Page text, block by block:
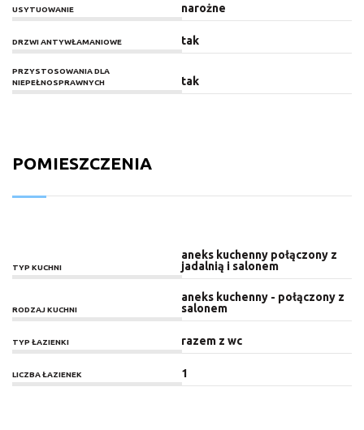
USYTUOWANIE narożne
DRZWI ANTYWŁAMANIOWE tak
PRZYSTOSOWANIA DLA
NIEPEŁNOSPRAWNYCH
tak
POMIESZCZENIA
TYP KUCHNI
aneks kuchenny połączony z
jadalnią i salonem
RODZAJ KUCHNI
aneks kuchenny - połączony z
salonem
TYP ŁAZIENKI razem z wc
LICZBA ŁAZIENEK 1